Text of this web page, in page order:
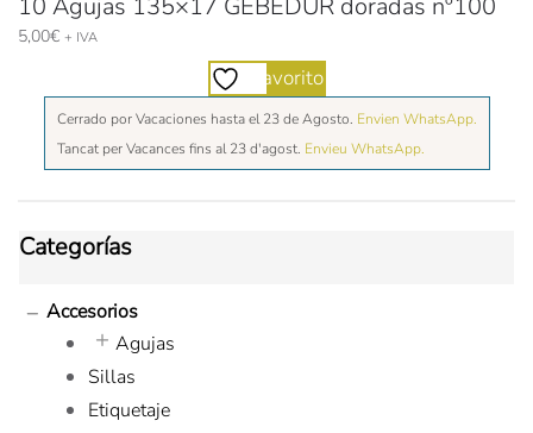
5,00€ + IVA
Favorito
Cerrado por Vacaciones hasta el 23 de Agosto. Envien WhatsApp.
Tancat per Vacances fins al 23 d'agost. Envieu WhatsApp.
Categorías
Accesorios
Agujas
Sillas
Etiquetaje